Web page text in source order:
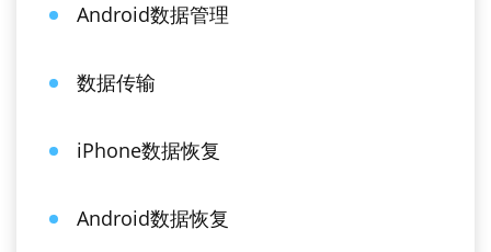
Android数据管理
数据传输
iPhone数据恢复
Android数据恢复